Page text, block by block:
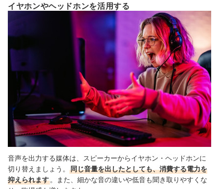
イヤホンやヘッドホンを活用する
音声を出力する媒体は、スピーカーからイヤホン・ヘッドホンに
切り替えましょう。
同じ音量を出したとしても、消費する電力を
抑えられます 。また、細かな音の違いや低音も聞き取りやすくな